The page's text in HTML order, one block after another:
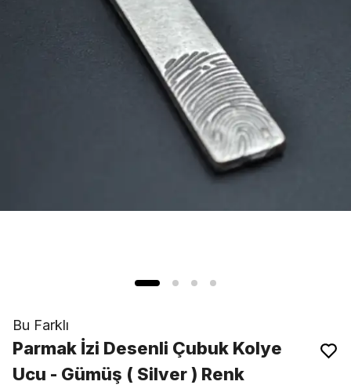
Bu Farklı
Parmak İzi Desenli Çubuk Kolye
Ucu - Gümüş ( Silver ) Renk